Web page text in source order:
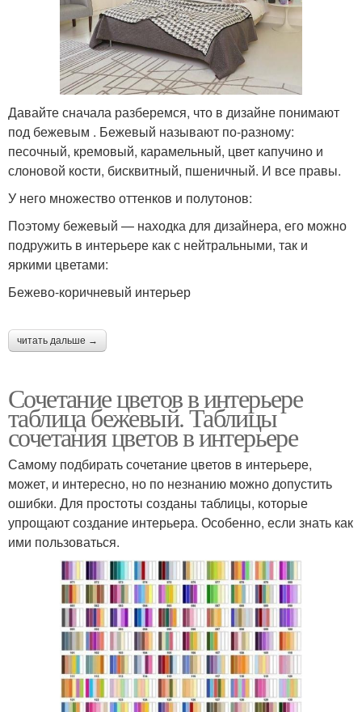
Давайте сначала разберемся, что в дизайне понимают
под бежевым . Бежевый называют по-разному:
песочный, кремовый, карамельный, цвет капучино и
слоновой кости, бисквитный, пшеничный. И все правы.
У него множество оттенков и полутонов:
Поэтому бежевый — находка для дизайнера, его можно
подружить в интерьере как с нейтральными, так и
яркими цветами:
Бежево-коричневый интерьер
читать дальше →
Сочетание цветов в интерьере
таблица бежевый. Таблицы
сочетания цветов в интерьере
Самому подбирать сочетание цветов в интерьере,
может, и интересно, но по незнанию можно допустить
ошибки. Для простоты созданы таблицы, которые
упрощают создание интерьера. Особенно, если знать как
ими пользоваться.